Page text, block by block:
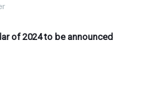
of 2024 to be announced